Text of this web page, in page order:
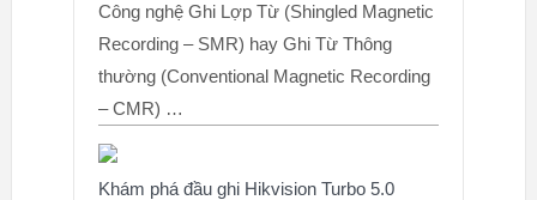
Công nghệ Ghi Lợp Từ (Shingled Magnetic
Recording – SMR) hay Ghi Từ Thông
thường (Conventional Magnetic Recording
– CMR) …
Khám phá đầu ghi Hikvision Turbo 5.0